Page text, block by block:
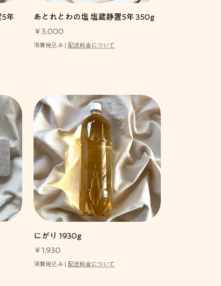
5年
あとれとわの塩 塩蔵静置5年 350g
価格
￥3,000
消費税込み | 配送料金について
にがり 1930g
価格
￥1,930
消費税込み | 配送料金について